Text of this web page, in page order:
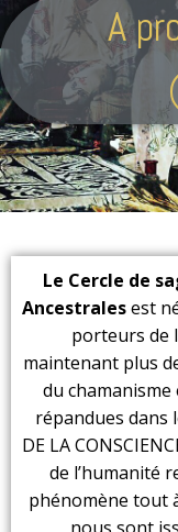
A
Le Cercle de
Ancestralesest
porteurs de
maintenant plus
du
répandues dans
DE LA
de l’humanité
phénomène tout